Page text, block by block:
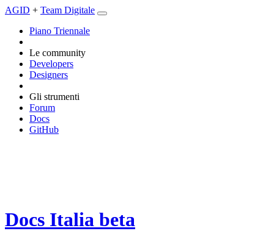
AGID + Team Digitale
Piano Triennale
Le community
Developers
Designers
Gli strumenti
Forum
Docs
GitHub
Docs Italia beta